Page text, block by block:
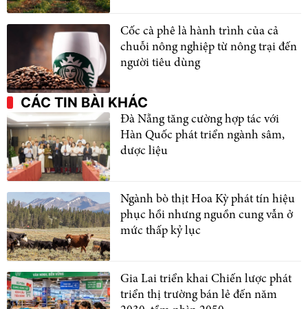
Cốc cà phê là hành trình của cả
chuỗi nông nghiệp từ nông trại đến
người tiêu dùng
CÁC TIN BÀI KHÁC
Đà Nẵng tăng cường hợp tác với
Hàn Quốc phát triển ngành sâm,
dược liệu
Ngành bò thịt Hoa Kỳ phát tín hiệu
phục hồi nhưng nguồn cung vẫn ở
mức thấp kỷ lục
Gia Lai triển khai Chiến lược phát
triển thị trường bán lẻ đến năm